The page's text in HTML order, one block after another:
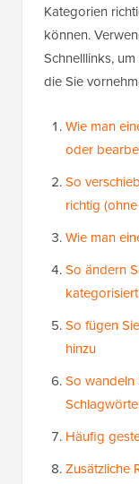
Kategorien
können.
Schnelllinks,
die Sie
Wie man
oder
So
richtig
Wie man
So ändern
So fügen
hinzu
So wandeln
Häufig
Zusätzliche